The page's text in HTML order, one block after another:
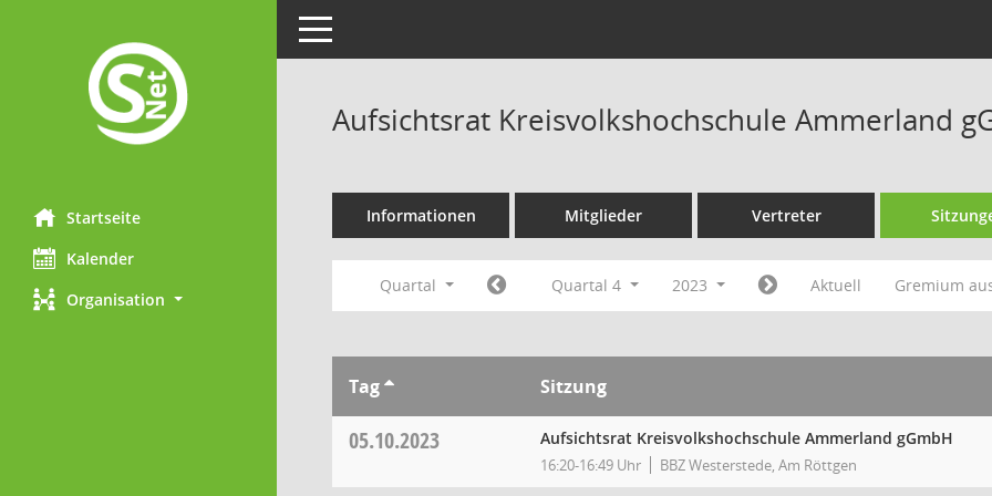
Startseite
Kalender
Organisation
Toggle navigation
Aufsichtsrat Kreisvolkshochschule Ammerland
Informationen Mitglieder Vertreter
Quartal Quartal 4 2023 Aktuell Gremium
Tag Sitzung
05.10.2023 Aufsichtsrat Kreisvolkshochschule Ammerland gGmbH
16:20-16:49 Uhr BBZ Westerstede, Am Röttgen